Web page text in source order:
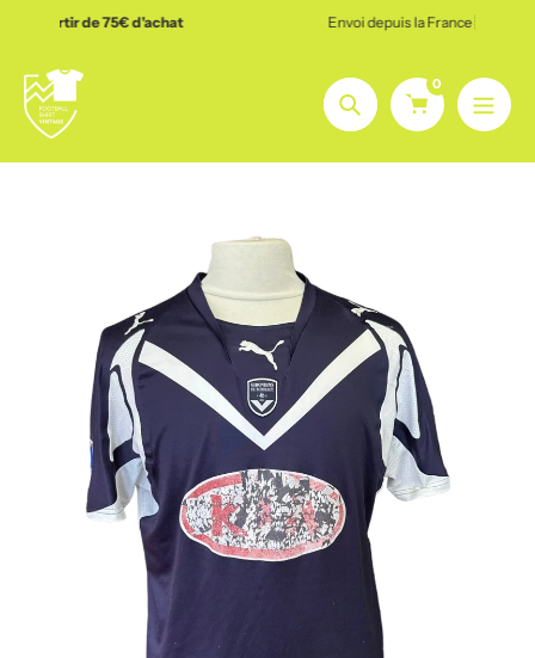
contenu
Envoi depuis la France 🇫🇷sous 48h 🚀
Chercher
0